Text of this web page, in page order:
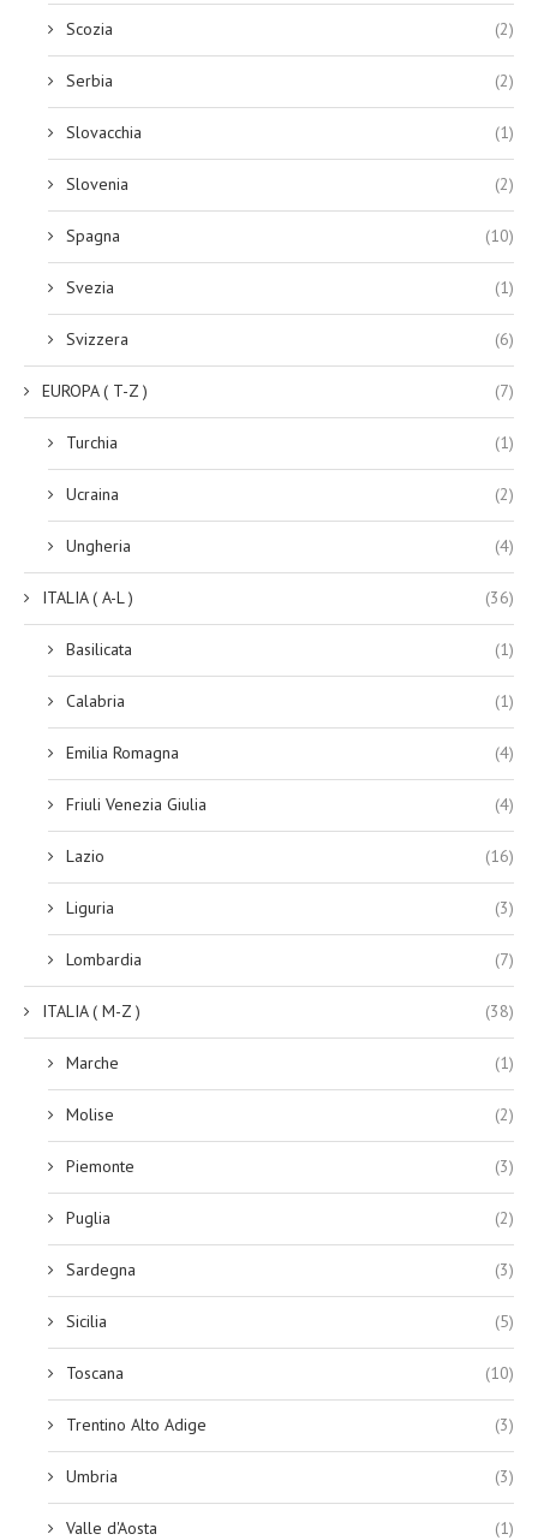
Scozia (2)
Serbia (2)
Slovacchia (1)
Slovenia (2)
Spagna (10)
Svezia (1)
Svizzera (6)
EUROPA ( T-Z ) (7)
Turchia (1)
Ucraina (2)
Ungheria (4)
ITALIA ( A-L ) (36)
Basilicata (1)
Calabria (1)
Emilia Romagna (4)
Friuli Venezia Giulia (4)
Lazio (16)
Liguria (3)
Lombardia (7)
ITALIA ( M-Z ) (38)
Marche (1)
Molise (2)
Piemonte (3)
Puglia (2)
Sardegna (3)
Sicilia (5)
Toscana (10)
Trentino Alto Adige (3)
Umbria (3)
Valle d'Aosta (1)